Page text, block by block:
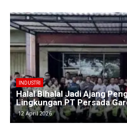
BERITA
Kawasan Industri Cikarang
Produksi dan Logistik
9 April 2026